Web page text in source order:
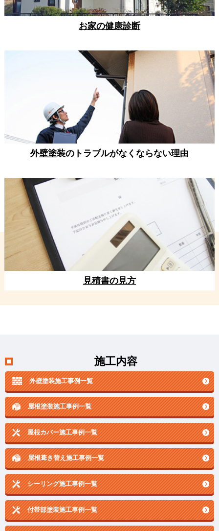
お家の健康診断
外壁塗装のトラブルがなくならない理由
見積書の見方
施工内容
外壁塗装施工事例一覧
屋根塗装施工事例一覧
屋根カバー施工事例一覧
屋根葺き替え施工事例一覧
シーリング施工事例一覧
付帯部塗装施工事例一覧